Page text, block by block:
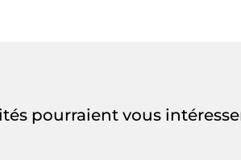
pourraient vous